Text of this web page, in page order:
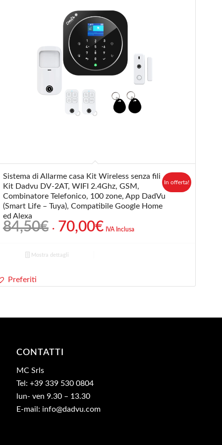
Sistema di Allarme casa Kit Wireless senza fili
Kit Dadvu DV-2AT, WIFI 2.4Ghz, GSM,
Combinatore Telefonico, 100 zone, App DadVu
(Smart Life – Tuya), Compatibile Google Home
ed Alexa
84,50€ Il
prezzo
originale
era:
70,00€IlIVA Inclusa
In offerta!
Mostra dettagli
Preferiti
CONTATTI
MC Srls
Tel: +39 339 530 0804
lun- ven 9.30 – 13.30
E-mail: info@dadvu.com